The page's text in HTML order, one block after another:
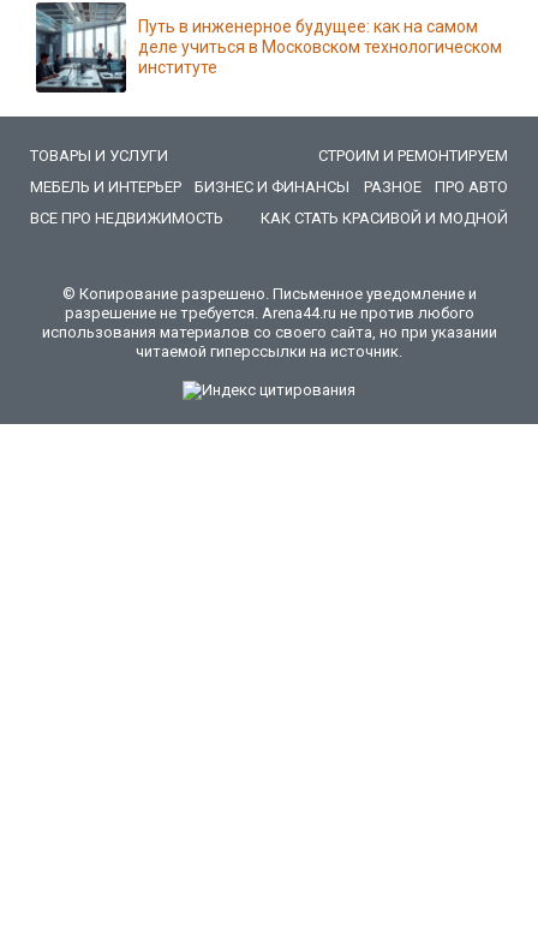
Путь в инженерное будущее: как на самом
деле учиться в Московском технологическом
институте
ТОВАРЫ И УСЛУГИ
СТРОИМ И РЕМОНТИРУЕМ
МЕБЕЛЬ И ИНТЕРЬЕР
БИЗНЕС И ФИНАНСЫ РАЗНОЕ
ПРО АВТО
ВСЕ ПРО НЕДВИЖИМОСТЬ
КАК СТАТЬ КРАСИВОЙ И МОДНОЙ
© Копирование разрешено. Письменное уведомление и
разрешение не требуется. Arena44.ru не против любого
использования материалов со своего сайта, но при указании
читаемой гиперссылки на источник.